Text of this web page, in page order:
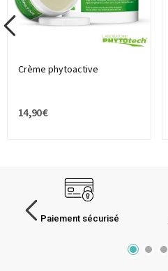
Crème phytoactive
14,90 €
Paiement sécurisé